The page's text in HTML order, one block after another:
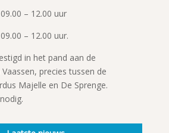
– 12.00 uur
– 12.00 uur.
in het pand aan de
precies tussen de
Majelle en De Sprenge.